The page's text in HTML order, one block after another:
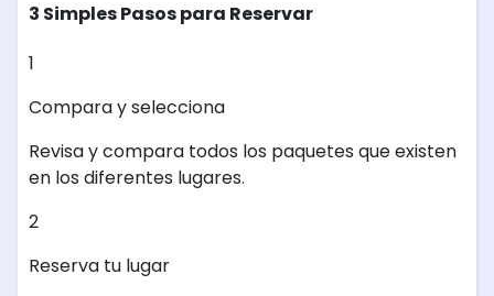
3 Simples Pasos para Reservar
1
Compara y selecciona
Revisa y compara todos los paquetes que existen
en los diferentes lugares.
2
Reserva tu lugar